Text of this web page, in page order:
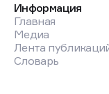
Информация
Главная
Медиа
Лента
Словарь